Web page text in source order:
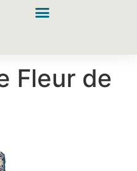
Fleur de